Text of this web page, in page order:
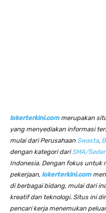
lokerterkini.com merupakan
yang menyediakan informasi
mulai dari Perusahaan Swasta,
dengan kategori dariSMA/
Indonesia. Dengan fokus untuk
pekerjaan, lokerterkini.com
di berbagai bidang, mulai dari
kreatif dan teknologi. Situs ini
pencari kerja menemukan